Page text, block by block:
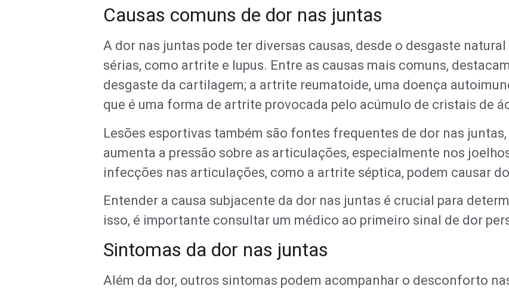
Causas comuns de dor nas juntas
A dor nas juntas pode ter diversas causas, desde o desgaste
sérias, como artrite e lupus. Entre as causas mais comuns,
desgaste da cartilagem; a artrite reumatoide, uma doença
que é uma forma de artrite provocada pelo acúmulo de cristais de
Lesões esportivas também são fontes frequentes de dor nas
aumenta a pressão sobre as articulações, especialmente nos
infecções nas articulações, como a artrite séptica, podem causar
Entender a causa subjacente da dor nas juntas é crucial para
isso, é importante consultar um médico ao primeiro sinal de dor
Sintomas da dor nas juntas
Além da dor, outros sintomas podem acompanhar o desconforto